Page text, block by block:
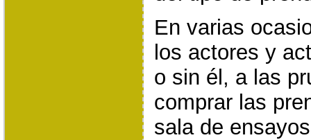
En varias
los actores y
o sin él, a las
comprar las
sala de